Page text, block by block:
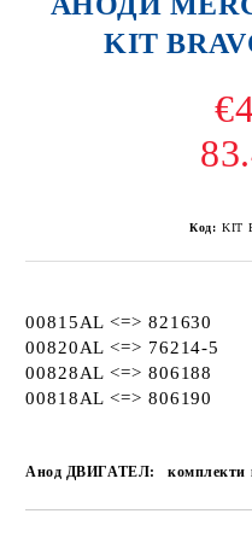
KIT
Код:
00815AL <=> 821630
00820AL <=> 76214-5
00828AL <=> 806188
00818AL <=> 806190
Анод ДВИГАТЕЛ: